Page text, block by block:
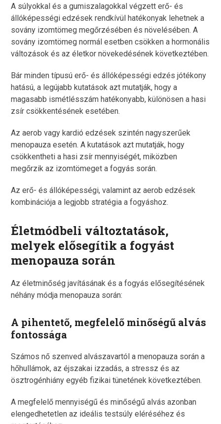
A súlyokkal és a gumiszalagokkal végzett erő- és
állóképességi edzések rendkívül hatékonyak lehetnek a
sovány izomtömeg megőrzésében és növelésében. A
sovány izomtömeg normál esetben csökken a hormonális
változások és az életkor növekedésének következtében.
Bár minden típusú erő- és állóképességi edzés jótékony
hatású, a legújabb kutatások azt mutatják, hogy a
magasabb ismétlésszám hatékonyabb, különösen a hasi
zsír csökkentésének esetében.
Az aerob vagy kardió edzések szintén nagyszerűek
menopauza esetén. A kutatások azt mutatják, hogy
csökkentheti a hasi zsír mennyiségét, miközben
megőrzik az izomtömeget a fogyás során.
Az erő- és állóképességi, valamint az aerob edzések
kombinációja a legjobb stratégia a fogyáshoz.
Életmódbeli változtatások,
melyek elősegítik a fogyást
menopauza során
Az életminőség javításának és a fogyás elősegítésének
néhány módja menopauza során:
A pihentető, megfelelő minőségű alvás
fontossága
Számos nő szenved alvászavartól a menopauza során a
hőhullámok, az éjszakai izzadás, a stressz és az
ösztrogénhiány egyéb fizikai tünetének következtében.
A megfelelő mennyiségű és minőségű alvás azonban
elengedhetetlen az ideális testsúly eléréséhez és